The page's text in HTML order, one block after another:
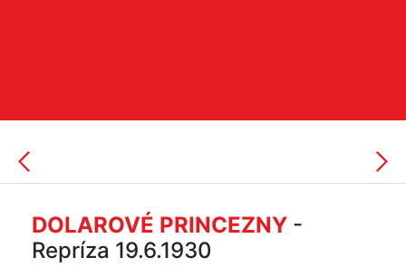
DOLAROVÉ PRINCEZNY -
Repríza 19.6.1930